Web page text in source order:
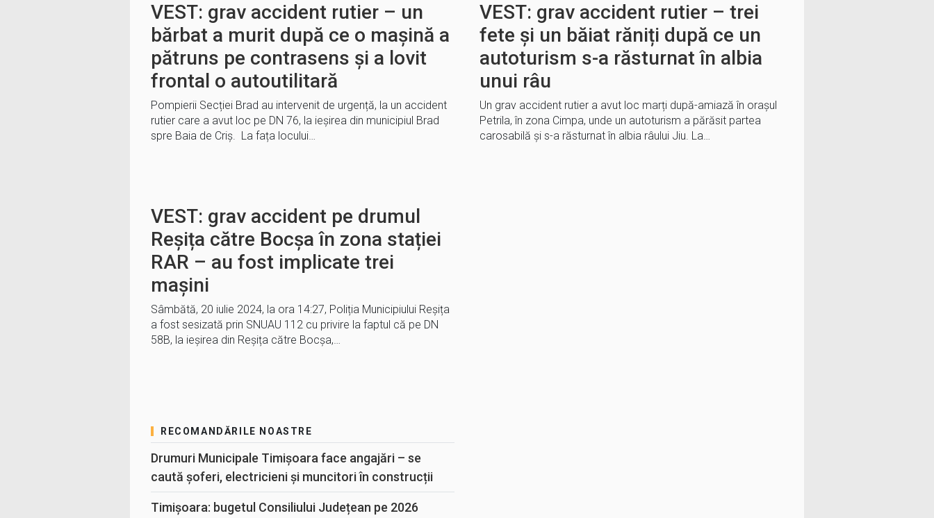
VEST: grav accident rutier – un
bărbat a murit după ce o mașină a
pătruns pe contrasens și a lovit
frontal o autoutilitară
Pompierii Secției Brad au intervenit de urgență, la un accident
rutier care a avut loc pe DN 76, la ieșirea din municipiul Brad
spre Baia de Criș. La fața locului…
VEST: grav accident rutier – trei
fete și un băiat răniți după ce un
autoturism s-a răsturnat în albia
unui râu
Un grav accident rutier a avut loc marți după-amiază în orașul
Petrila, în zona Cimpa, unde un autoturism a părăsit partea
carosabilă și s-a răsturnat în albia râului Jiu. La…
VEST: grav accident pe drumul
Reșița către Bocșa în zona stației
RAR – au fost implicate trei
mașini
Sâmbătă, 20 iulie 2024, la ora 14:27, Poliția Municipiului Reșița
a fost sesizată prin SNUAU 112 cu privire la faptul că pe DN
58B, la ieșirea din Reșița către Bocșa,…
RECOMANDĂRILE NOASTRE
Drumuri Municipale Timișoara face angajări – se
caută șoferi, electricieni și muncitori în construcții
Timișoara: bugetul Consiliului Județean pe 2026